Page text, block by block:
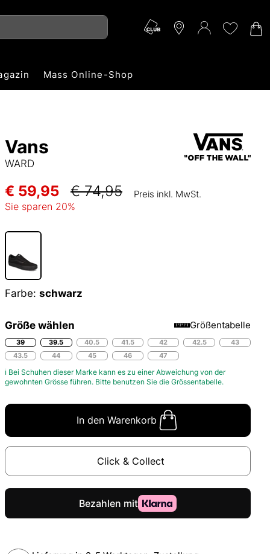
Mass Online-Shop
Vans
WARD
€ 59,95 € 74,95 Preis inkl. MwSt.
Sie sparen 20%
Farbe: schwarz
Größe wählen Größentabelle
39 39.5 40.5 41.5 42 42.5
43
43.5
44 45 46 47
ℹ Bei Schuhen dieser Marke kann es zu einer Abweichung von der
gewohnten Grösse führen. Bitte benutzen Sie die Grössentabelle.
In den Warenkorb
Click & Collect